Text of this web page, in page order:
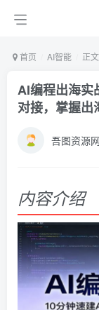
首页 AI智能 正文
AI编程出海实
对接，掌握出
吾图资源网
内容介绍